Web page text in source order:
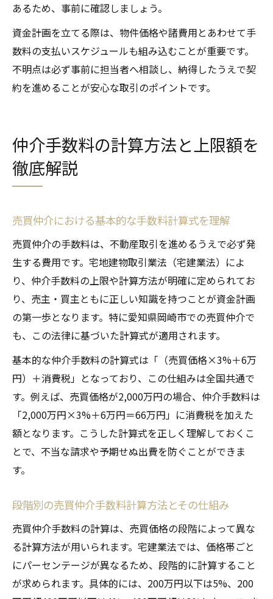
あるため、事前に確認しましょう。
資金計画を立てる際は、物件価格や諸費用とあわせて手
数料の支払いスケジュールも組み込むことが重要です。
不明点は必ず事前に担当者へ相談し、納得したうえで契
約を進めることが安心な取引のポイントです。
仲介手数料の計算方法と上限額を
徹底解説
売買仲介における基本的な手数料計算式を理解
売買仲介の手数料は、不動産取引を進めるうえで必ず発
生する費用です。宅地建物取引業法（宅建業法）によ
り、仲介手数料の上限や計算方法が明確に定められてお
り、売主・買主ともに正しい知識を持つことが資金計画
の第一歩となります。特に愛知県岡崎市での売買仲介で
も、この法律に基づいた計算式が適用されます。
基本的な仲介手数料の計算式は「（売買価格×3%＋6万
円）＋消費税」となっており、この仕組みは全国共通で
す。例えば、売買価格が2,000万円の場合、仲介手数料は
「2,000万円×3%＋6万円＝66万円」に消費税を加えた
額となります。こうした計算式を正しく理解しておくこ
とで、不当な請求や予期せぬ出費を防ぐことができま
す。
段階別の売買仲介手数料計算方法とその仕組み
売買仲介手数料の計算は、売買価格の段階によって異な
る計算方法が用いられます。宅建業法では、価格帯ごと
にパーセンテージが異なるため、段階的に計算すること
が求められます。具体的には、200万円以下は5%、200